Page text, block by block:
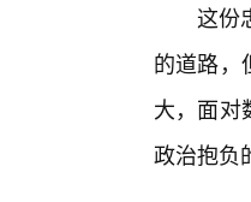
这份
的道路，
大，面对
政治抱负